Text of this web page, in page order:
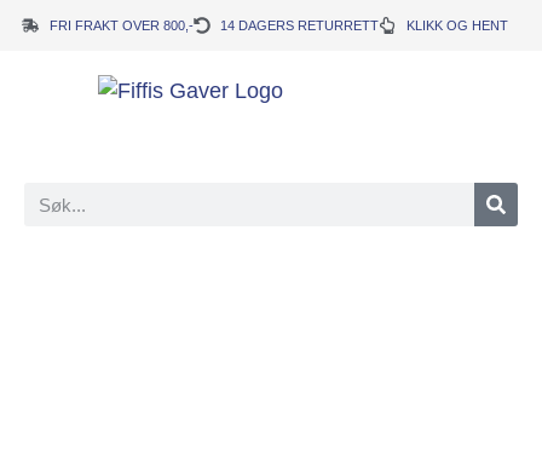
FRI FRAKT OVER 800,- 14 DAGERS RETURRETT KLIKK OG HENT